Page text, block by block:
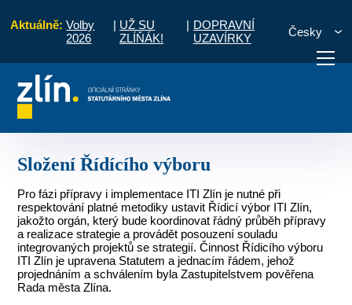
Aktuálně: Volby
2026
| UŽ SU
ZLÍŇÁK!
| DOPRAVNÍ
UZAVÍRKY
Česky
vyřídit Potřebuji zaplatit
Složení Řídícího výboru
Pro fázi přípravy i implementace ITI Zlín je nutné při
respektování platné metodiky ustavit Řídicí výbor ITI Zlín,
jakožto orgán, který bude koordinovat řádný průběh přípravy
a realizace strategie a provádět posouzení souladu
integrovaných projektů se strategií. Činnost Řídicího výboru
ITI Zlín je upravena Statutem a jednacím řádem, jehož
projednáním a schválením byla Zastupitelstvem pověřena
Rada města Zlína.